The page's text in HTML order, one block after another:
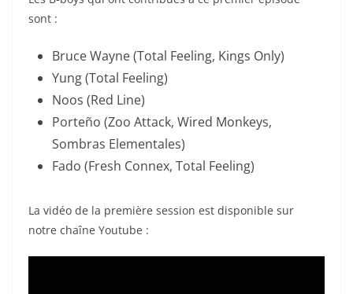
sont :
Bruce Wayne (Total Feeling, Kings Only)
Yung (Total Feeling)
Noos (Red Line)
Porteño (Zoo Attack, Wired Monkeys,
Sombras Elementales)
Fado (Fresh Connex, Total Feeling)
La vidéo de la première session est disponible sur
notre chaîne Youtube :